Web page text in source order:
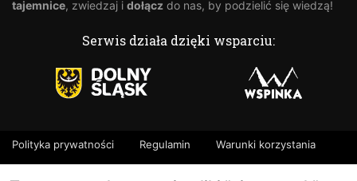
tajemnice, zwiedzaj i dołącz do nas, by podzielić się wiedzą!
Serwis działa dzięki wsparciu:
Polityka prywatności Regulamin Warunki korzystania